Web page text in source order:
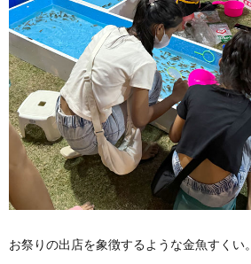
お祭りの出店を象徴するような金魚すくい。